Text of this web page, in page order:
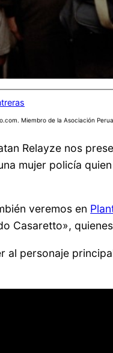
Miembro de la Asociación
Relayze nos
mujer policía
veremos en
Casaretto»,
al personaje